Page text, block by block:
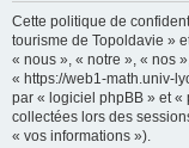
Cette politique de
tourisme de Topoldavie »
« nous », « notre », « nos
« https://web1-math.univ-
par « logiciel phpBB » et «
collectées lors des
« vos informations »).